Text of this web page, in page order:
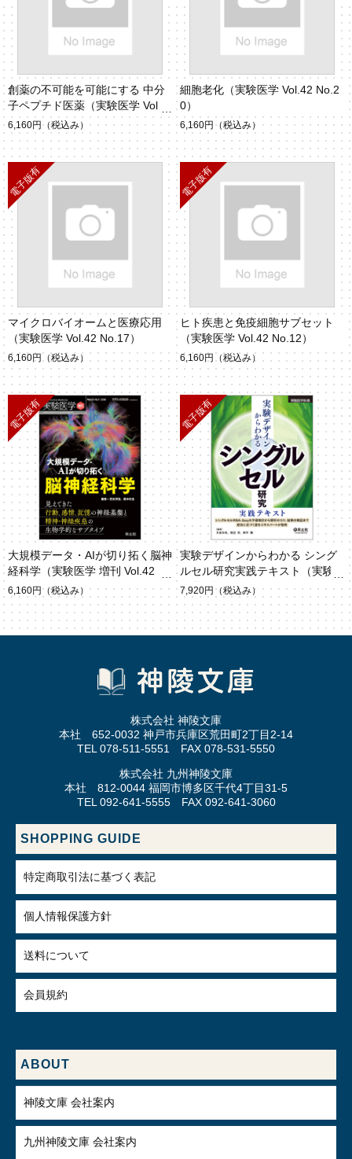
創薬の不可能を可能にする 中分
子ペプチド医薬（実験医学 Vol.4
3 No.2）
6,160円 （税込み）
細胞老化（実験医学 Vol.42 No.2
0）
6,160円 （税込み）
マイクロバイオームと医療応用
（実験医学 Vol.42 No.17）
6,160円 （税込み）
ヒト疾患と免疫細胞サブセット
（実験医学 Vol.42 No.12）
6,160円 （税込み）
大規模データ・AIが切り拓く脳神
経科学（実験医学 増刊 Vol.42 N
o.7）
6,160円 （税込み）
実験デザインからわかる シング
ルセル研究実践テキスト（実験
医学 別冊）
7,920円 （税込み）
株式会社 神陵文庫
本社 652-0032 神戸市兵庫区荒田町2丁目2-14
TEL 078-511-5551 FAX 078-531-5550
株式会社 九州神陵文庫
本社 812-0044 福岡市博多区千代4丁目31-5
TEL 092-641-5555 FAX 092-641-3060
SHOPPING GUIDE
特定商取引法に基づく表記
個人情報保護方針
送料について
会員規約
ABOUT
神陵文庫 会社案内
九州神陵文庫 会社案内